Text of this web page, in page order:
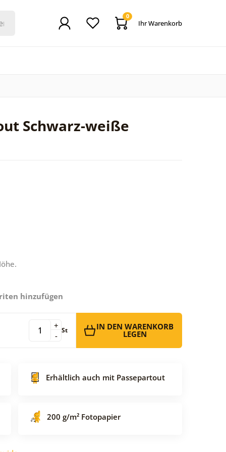
0
Ihr Warenkorb
Schwarz-weiße
hinzufügen
-
+ St IN DEN WARENKORB
LEGEN
Erhältlich auch mit Passepartout
200 g/m² Fotopapier